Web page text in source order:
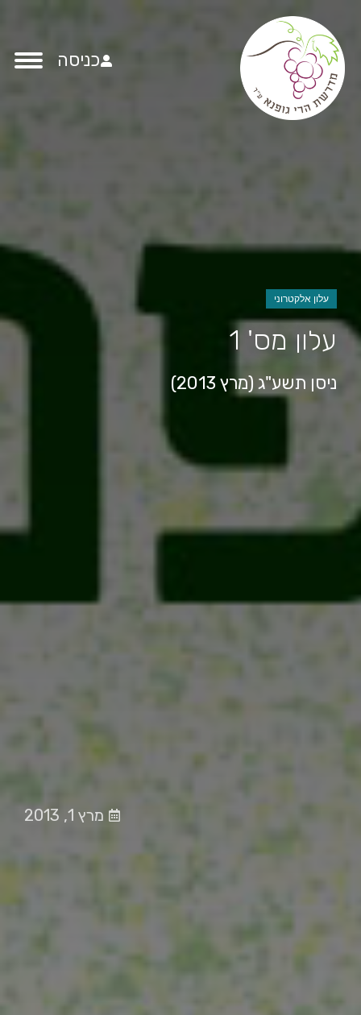
כניסה
עלון אלקטרוני
עלון מס' 1
ניסן תשע"ג (מרץ 2013)
מרץ 1, 2013